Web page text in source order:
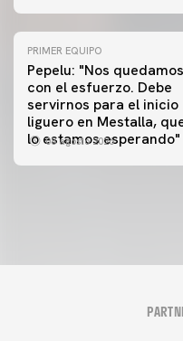
PRIMER EQUIPO
Pepelu: "Nos quedamos
con el esfuerzo. Debe
servirnos para el inicio
liguero en Mestalla,
lo estamos esperando"
08 agosto 2026
PRIMER EQUIPO
Las fotos del Valencia